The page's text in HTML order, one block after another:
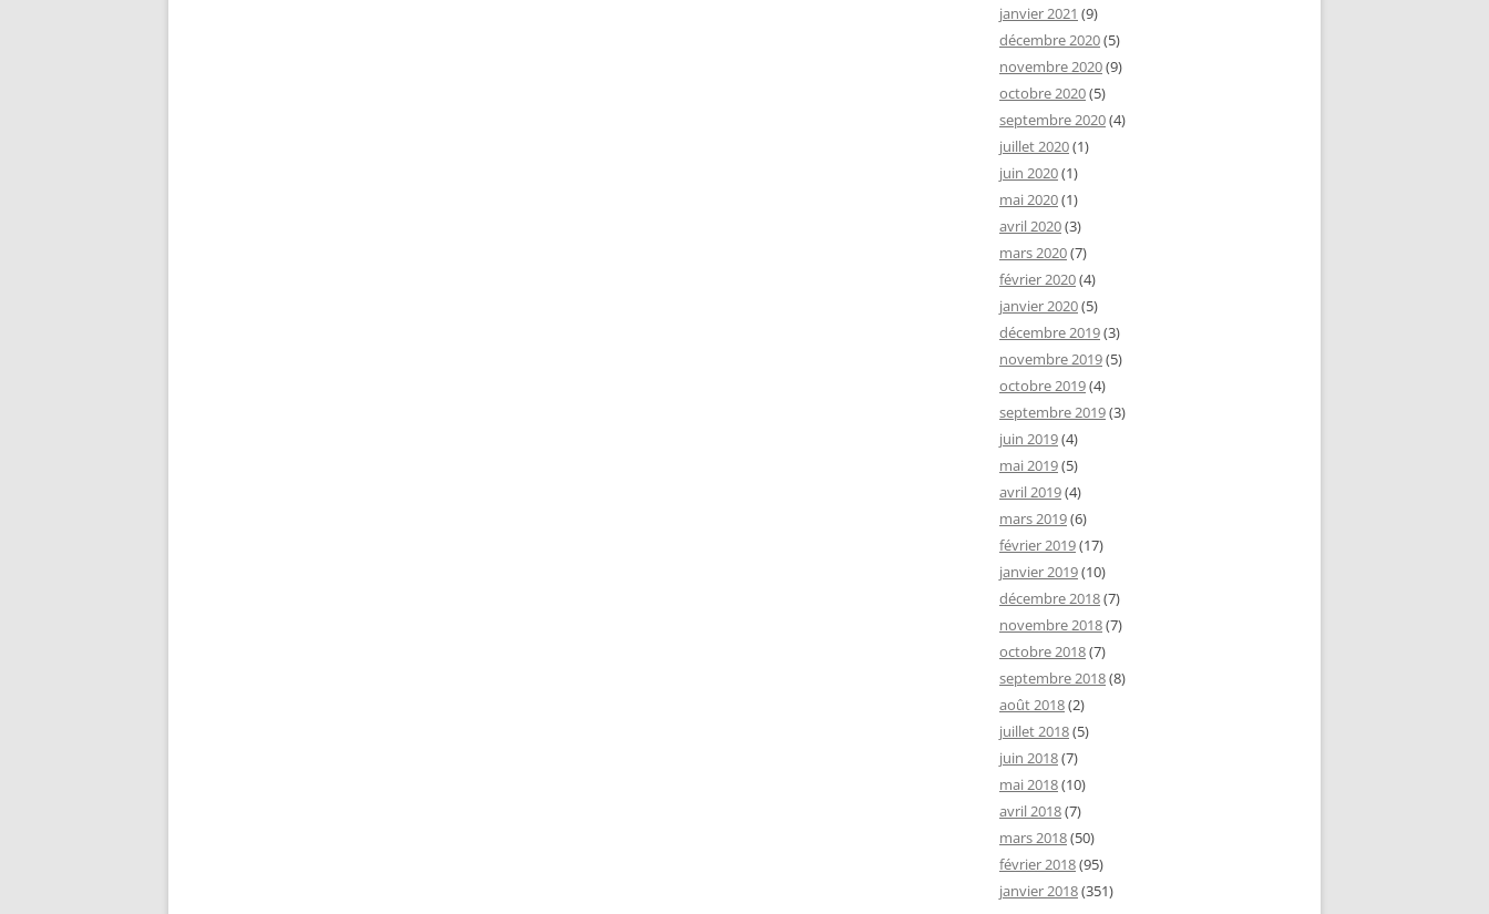
janvier 2021 (9)
décembre 2020(5)
novembre 2020(9)
octobre 2020(5)
septembre 2020(4)
juillet 2020(1)
juin 2020(1)
mai 2020(1)
avril 2020(3)
mars 2020(7)
février 2020(4)
janvier 2020(5)
décembre 2019(3)
novembre 2019(5)
octobre 2019(4)
septembre 2019(3)
juin 2019(4)
mai 2019(5)
avril 2019(4)
mars 2019(6)
février 2019(17)
janvier 2019(10)
décembre 2018(7)
novembre 2018(7)
octobre 2018(7)
septembre 2018(8)
août 2018(2)
juillet 2018(5)
juin 2018(7)
mai 2018(10)
avril 2018(7)
mars 2018(50)
février 2018(95)
janvier 2018(351)